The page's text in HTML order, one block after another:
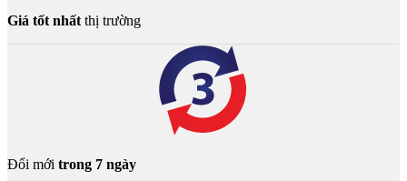
Giá tốt nhất thị trường
Đổi mới trong 7 ngày